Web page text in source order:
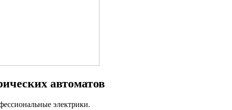
автоматов
электрики.